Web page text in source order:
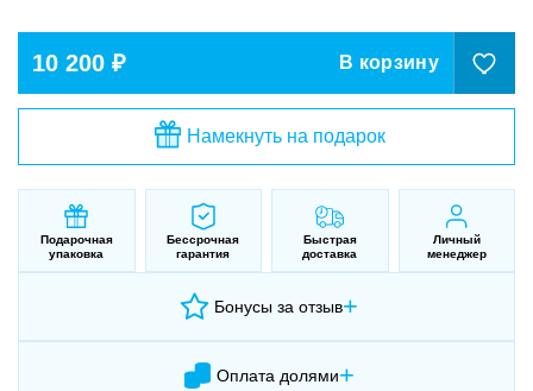
10 200 ₽ В корзину
Намекнуть на подарок
Подарочная
упаковка
Бессрочная
гарантия
Быстрая
доставка
Личный
менеджер
Бонусы за отзыв+
Оплата долями+